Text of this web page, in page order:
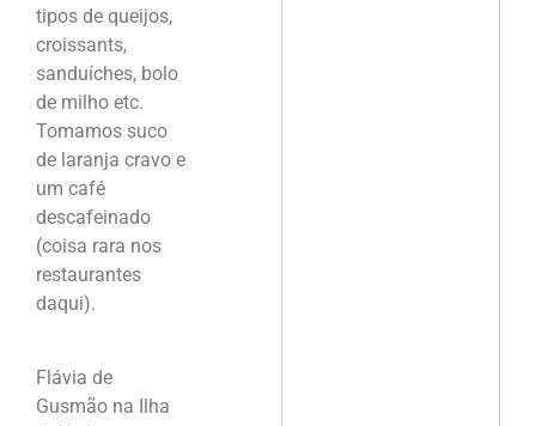
tipos de queijos,
croissants,
sanduíches, bolo
de milho etc.
Tomamos suco
de laranja cravo e
um café
descafeinado
(coisa rara nos
restaurantes
daqui).
Flávia de
Gusmão na Ilha